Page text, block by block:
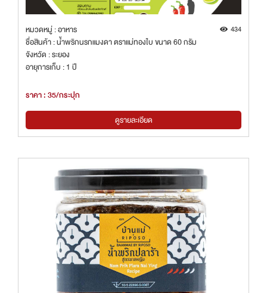
หมวดหมู่ : อาหาร 434
ชื่อสินค้า : น้ำพริกนรกแมงดา ตราแม่ทองใบ ขนาด 60 กรัม
จังหวัด : ระยอง
อายุการเก็บ : 1 ปี
ราคา : 35/กระปุก
ดูรายละเอียด